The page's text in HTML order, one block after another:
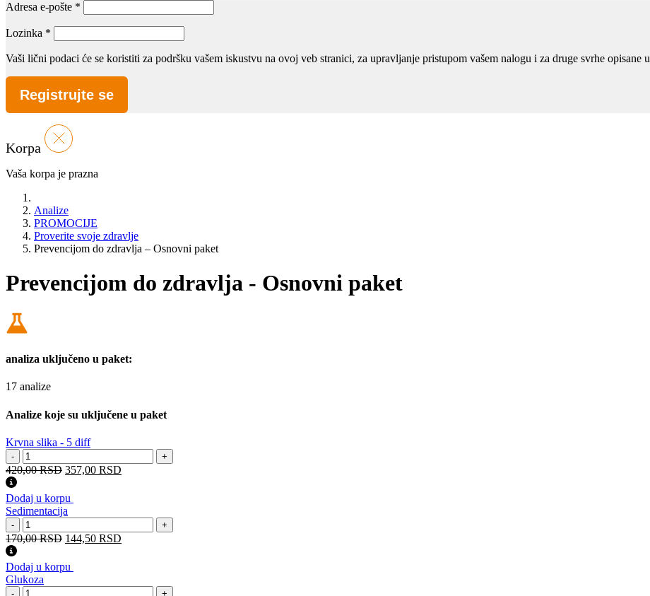
Adresa e-pošte *
Lozinka *
Vaši lični podaci će se koristiti za podršku vašem iskustvu na ovoj veb stranici, za upravljanje pristupom vašem nalogu i za druge svrhe opisane u
Registrujte se
Korpa
Vaša korpa je prazna
Analize
PROMOCIJE
Proverite svoje zdravlje
Prevencijom do zdravlja – Osnovni paket
Prevencijom do zdravlja - Osnovni paket
analiza uključeno u paket:
17 analize
Analize koje su uključene u paket
Krvna slika - 5 diff
-
Krvna
slika
5
diff
количина
+
420,00RSD Оригинална
је
била:
420,00 RSD.
357,00 RSD
Dodaj u korpu
Sedimentacija
-
Sedimentacija
количина
+
170,00RSD Оригинална
је
била:
170,00 RSD.
144,50 RSD
Dodaj u korpu
Glukoza
- Glukoza +